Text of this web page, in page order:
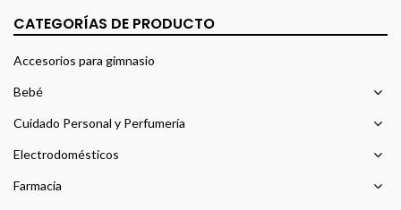
CATEGORÍAS DE PRODUCTO
Accesorios para gimnasio
Bebé
Cuidado Personal y Perfumería
Electrodomésticos
Farmacia